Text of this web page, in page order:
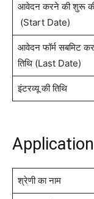
आवेदन करने की शुरू की
(Start Date)
आवेदन फॉर्म सबमिट
तिथि (Last Date)
इंटरव्यू की तिथि
श्रेणी का नाम